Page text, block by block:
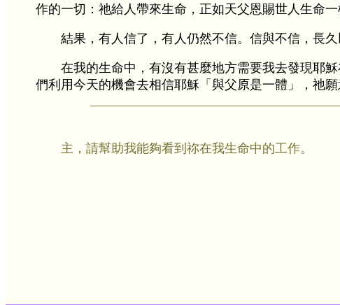
作的一切：祂給人帶來生命，正如天父恩賜世人生命一
結果，有人信了，有人仍然不信。信與不信，長久
在我的生命中，有沒有甚麼地方需要我去發現耶
們利用今天的機會去相信耶穌「與父原是一體」，祂願
主，請幫助我能夠看到祢在我生命中的工作。